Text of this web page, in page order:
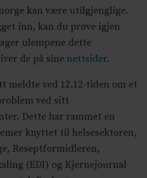
kan være utilgjenglige.
inn, kan du prøve igjen
ulempene dette
de på sine nettsider.
meldte ved 12.12-tiden om et
ved sitt
Dette har rammet en
knyttet til helsesektoren,
Reseptformidleren,
(EDI) og Kjernejournal